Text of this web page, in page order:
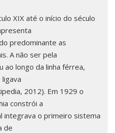
XIX até o início do século
predominante as
A não ser pela
ao longo da linha férrea,
2012). Em 1929 o
constrói a
integrava o primeiro sistema
de